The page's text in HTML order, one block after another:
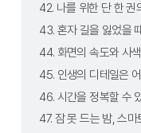
42. 나를 위한 단 한 권
43. 혼자 길을 잃었을 때
44. 화면의 속도와 사색
45. 인생의 디테일은 어
46. 시간을 정복할 수 있
47. 잠 못 드는 밤, 스마